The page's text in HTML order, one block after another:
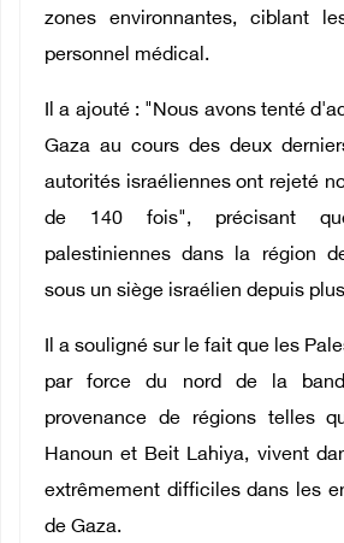
zones environnantes, ciblant
personnel médical.
Il a ajouté : "Nous avons tenté
Gaza au cours des deux
autorités israéliennes ont rejeté
de 140 fois", précisant
palestiniennes dans la région
sous un siège israélien depuis
Il a souligné sur le fait que les
par force du nord de la
provenance de régions telles
Hanoun et Beit Lahiya, vivent
extrêmement difficiles dans les
de Gaza.